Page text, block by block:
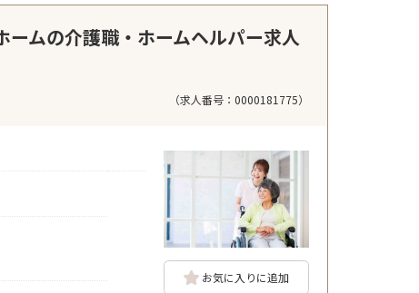
ムの介護職・ホームヘルパー求人
（求人番号：0000181775）
お気に入りに追加